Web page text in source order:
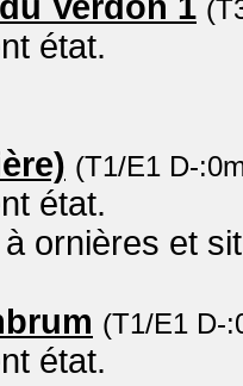
état.
(T1/E1 D-
état.
ornières et
(T1/E1 D-
état.